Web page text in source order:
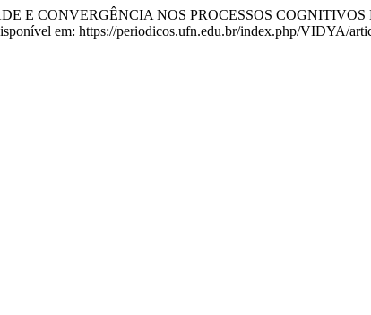
E CONVERGÊNCIA NOS PROCESSOS
em: https://periodicos.ufn.edu.br/index.php/VIDYA/